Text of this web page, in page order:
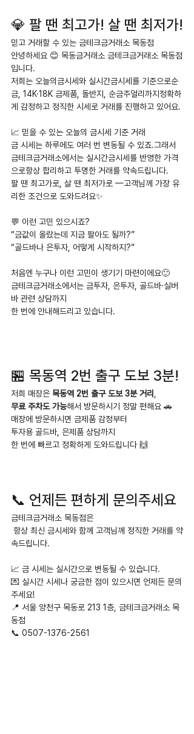
💎 팔 땐 최고가! 살 땐 최저가!
믿고 거래할 수 있는 금테크금거래소 목동점
안녕하세요 😊 목동금거래소 금테크금거래소 목동점
입니다.
저희는 오늘의금시세와 실시간금시세를 기준으로순
금, 14K·18K 금제품, 돌반지, 순금주얼리까지정확하
게 감정하고 정직한 시세로 거래를 진행하고 있어요.
📈 믿을 수 있는 오늘의 금시세 기준 거래
금 시세는 하루에도 여러 번 변동될 수 있죠.그래서
금테크금거래소에서는 실시간금시세를 반영한 가격
으로항상 합리하고 투명한 거래를 약속드립니다.
팔 땐 최고가로, 살 땐 최저가로 —고객님께 가장 유
리한 조건으로 도와드려요✨
💬 이런 고민 있으시죠?
“금값이 올랐는데 지금 팔아도 될까?”
“골드바나 은투자, 어떻게 시작하지?”
처음엔 누구나 이런 고민이 생기기 마련이에요🙂
금테크금거래소에서는 금투자, 은투자, 골드바·실버
바 관련 상담까지
한 번에 안내해드리고 있습니다.
🏪 목동역 2번 출구 도보 3분!
저희 매장은 목동역 2번 출구 도보 3분 거리
무료 주차도 가능해서 방문하시기 정말 편해요 🚗
매장에 방문하시면 금제품 감정부터
투자용 골드바, 은제품 상담까지
한 번에 빠르고 정확하게 도와드립니다 🙌
📞 언제든 편하게 문의주세요
금테크금거래소 목동점은
속드립니다.
📈 금 시세는 실시간으로 변동될 수 있습니다.
💌 실시간 시세나 궁금한 점이 있으시면 언제든 문의
주세요!
📍 서울 양천구 목동로 213 1층, 금테크금거래소 목
동점
📞 0507-1376-2561